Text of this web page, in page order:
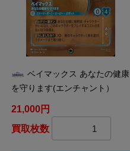
ベイマックス あなたの健康
を守ります(エンチャント）
21,000円
買取枚数